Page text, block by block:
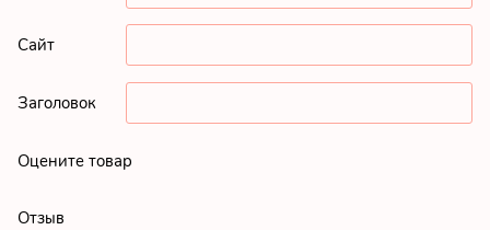
Сайт
Заголовок
Оцените товар
Отзыв